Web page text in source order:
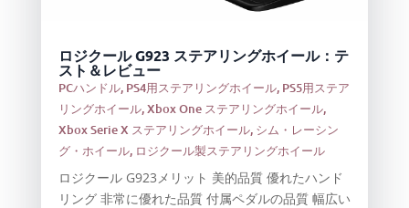
ロジクール G923 ステアリングホイール：テ
スト＆レビュー
PCハンドル, PS4用ステアリングホイール, PS5用ステア
リングホイール,Xbox One ステアリングホイール,
Xbox Serie X ステアリングホイール, シム・レーシン
グ・ホイール, ロジクール製ステアリングホイール
ロジクール G923メリット 美的品質 優れたハンド
リング 非常に優れた品質 付属ペダルの品質 幅広い